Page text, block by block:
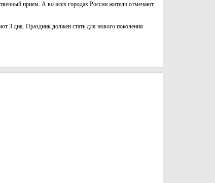
прием. А во всех городах России жители отмечают
3 дня. Праздник должен стать для нового поколения